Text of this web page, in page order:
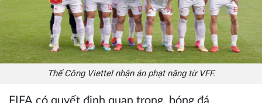
Thể Công Viettel nhận án phạt nặng từ VFF.